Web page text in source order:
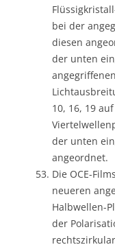
bei der
diesen
der unten
10, 16, 19
der unten
angeordnet.
Die OCE-
neueren
Halbwellen-
der